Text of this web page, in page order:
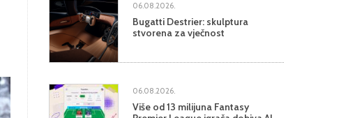
06.08.2026.
Bugatti Destrier: skulptura
stvorena za vječnost
06.08.2026.
Više od 13 milijuna Fantasy